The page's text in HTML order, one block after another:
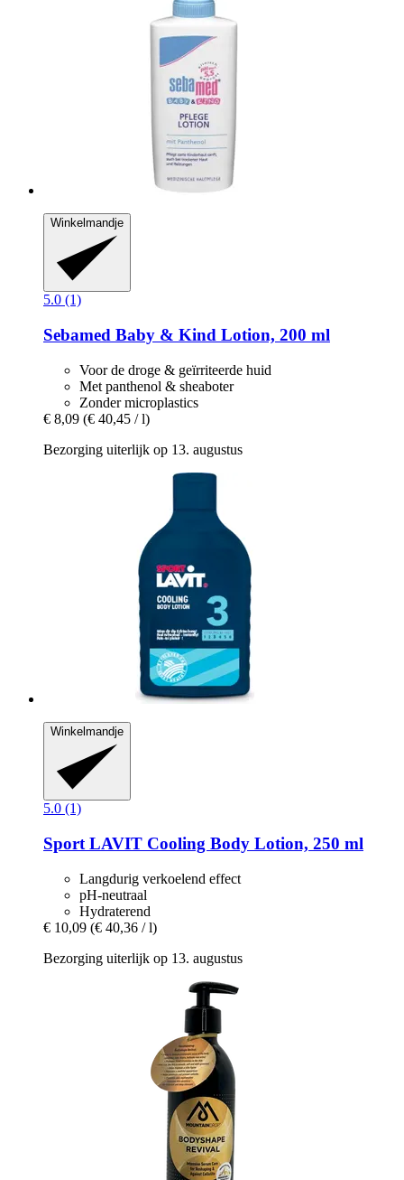
Winkelmandje
5.0 (1)
Sebamed Baby & Kind Lotion, 200 ml
Voor de droge & geïrriteerde huid
Met panthenol & sheaboter
Zonder microplastics
€ 8,09 (€ 40,45 / l)
Bezorging uiterlijk op 13. augustus
Winkelmandje
5.0 (1)
Sport LAVIT Cooling Body Lotion, 250 ml
Langdurig verkoelend effect
pH-neutraal
Hydraterend
€ 10,09 (€ 40,36 / l)
Bezorging uiterlijk op 13. augustus